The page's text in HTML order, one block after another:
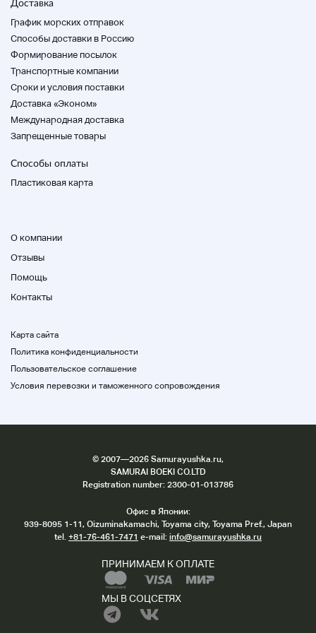
Аомори Акита Ивате
Окаяма Хиросима Ямагути Тоттори Шимане
Хоккайдо Фукуока Нагасаки Кумамото Оита
+ + + + Описание продукта
2Создан компанией ++
Доставка
График морских отправок
Способы доставки в Россию
Формирование посылок
Транспортные компании
Cроки и условия поставки
Доставка «Эконом»
Международная доставка
Запрещенные товары
Способы оплаты
Пластиковая карта
О компании
Отзывы
Помощь
Контакты
Карта сайта
Политика конфиденциальности
Пользовательское соглашение
Условия перевозки и таможенного сопровождения
© 2007—2026 Samurayushka.ru,
SAMURAI BOEKI CO.LTD
Registration number: 2300-01-013786
Офис в Японии:
939-8095 1-11, Oizuminakamachi, Toyama city, Toyama Pref., Japan
tel. +81-76-461-7471 e-mail: info@samurayushka.ru
ПРИНИМАЕМ К ОПЛАТЕ
МЫ В СОЦСЕТЯХ